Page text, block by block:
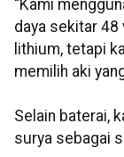
“Kami
daya sekitar 48
lithium, tetapi
memilih aki
Selain baterai,
surya sebagai